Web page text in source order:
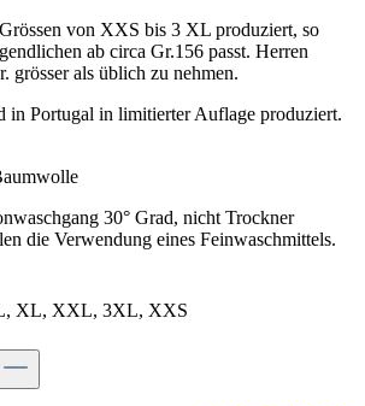
von XXS bis 3 XL produziert, so
ab circa Gr.156 passt. Herren
grösser als üblich zu nehmen.
in Portugal in limitierter Auflage produziert.
30° Grad, nicht Trockner
die Verwendung eines Feinwaschmittels.
XL, XXL, 3XL, XXS